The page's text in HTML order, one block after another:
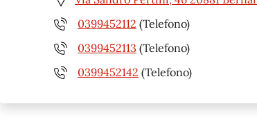
0399452112 (Telefono)
0399452113 (Telefono)
0399452142 (Telefono)